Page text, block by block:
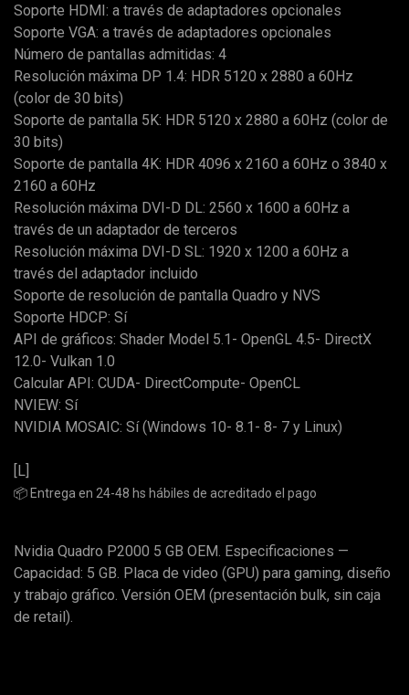
Soporte HDMI: a través de adaptadores opcionales
Soporte VGA: a través de adaptadores opcionales
Número de pantallas admitidas: 4
Resolución máxima DP 1.4: HDR 5120 x 2880 a 60Hz
(color de 30 bits)
Soporte de pantalla 5K: HDR 5120 x 2880 a 60Hz (color de
30 bits)
Soporte de pantalla 4K: HDR 4096 x 2160 a 60Hz o 3840 x
2160 a 60Hz
Resolución máxima DVI-D DL: 2560 x 1600 a 60Hz a
través de un adaptador de terceros
Resolución máxima DVI-D SL: 1920 x 1200 a 60Hz a
través del adaptador incluido
Soporte de resolución de pantalla Quadro y NVS
Soporte HDCP: Sí
API de gráficos: Shader Model 5.1- OpenGL 4.5- DirectX
12.0- Vulkan 1.0
Calcular API: CUDA- DirectCompute- OpenCL
NVIEW: Sí
NVIDIA MOSAIC: Sí (Windows 10- 8.1- 8- 7 y Linux)
[L]
📦 Entrega en 24-48 hs hábiles de acreditado el pago
Nvidia Quadro P2000 5 GB OEM. Especificaciones —
Capacidad: 5 GB. Placa de video (GPU) para gaming, diseño
y trabajo gráfico. Versión OEM (presentación bulk, sin caja
de retail).